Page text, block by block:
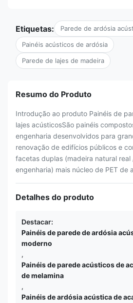
Etiquetas: Parede de ardósia
Painéis acústicos de ardósia
Parede de lajes de madeira
Resumo do Produto
Introdução ao produto Painéis de
lajes acústicosSão painéis
engenharia desenvolvidos para
renovação de edifícios públicos e
facetas duplas (madeira natural
engenharia) mais núcleo de PET de
Detalhes do produto
Destacar:
Painéis de parede de ardósia
moderno
,
Painéis de parede acústicos de
de melamina
,
Painéis de ardósia acústica de